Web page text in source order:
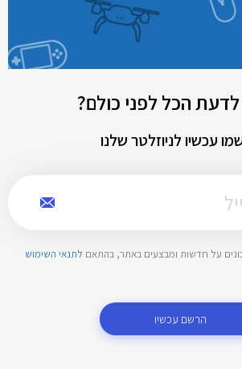
לדעת הכל לפני כולם?
עכשיו לניוזלטר שלנו
על חדשות ומבצעים באתר, בהתאם לתנאי השימוש
הרשם עכשיו